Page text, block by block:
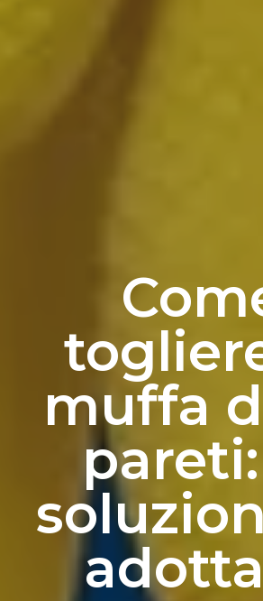
muffa